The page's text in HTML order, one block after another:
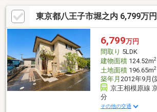
提案。最新の住宅ローン動向に基づき「がん
年ローン」など、最適な銀行選びを徹底サポー
感謝される住まい探しをご一緒に。先ずはお客
想」をお聞かせ下さい。ご条件など何も決まっ
夫です。「行って良かった！会って良かった！
ますようスタッフ一同、夢に！人に！住まいに
東京都八王子市堀之内 6,799万
6,799万円
間取り 5LDK
建物面積124.52m2
土地面積196.65m2
築年月 2012年9月(
京王相模原線
分
その他の交通